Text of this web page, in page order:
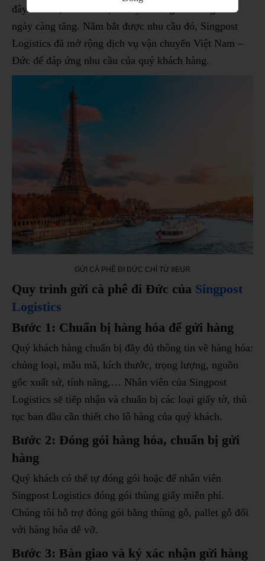
đây. Do đó, nhu cầu vận chuyển hàng hóa sang Đức
ngày càng tăng. Nắm bắt được nhu cầu đó, Singpost
Logistics đã mở rộng dịch vụ vận chuyển Việt Nam –
Đức để đáp ứng nhu cầu của quý khách hàng.
GỬI CÀ PHÊ ĐI ĐỨC CHỈ TỪ 8EUR
Quy trình gửi cà phê đi Đức của Singpost
Logistics
Bước 1: Chuẩn bị hàng hóa để gửi hàng
Quý khách hàng chuẩn bị đầy đủ thông tin về hàng hóa:
chủng loại, mẫu mã, kích thước, trọng lượng, nguồn
gốc xuất sứ, tính năng,… Nhân viên của Singpost
Logistics sẽ tiếp nhận và chuẩn bị các loại giấy tờ, thủ
tục ban đầu cần thiết cho lô hàng của quý khách.
Bước 2: Đóng gói hàng hóa, chuẩn bị gửi
hàng
Quý khách có thể tự đóng gói hoặc để nhân viên
Singpost Logistics đóng gói thùng giấy miễn phí.
Chúng tôi hỗ trợ đóng gói bằng thùng gỗ, pallet gỗ đối
với hàng hóa dễ vỡ.
Bước 3: Bàn giao và ký xác nhận gửi hàng